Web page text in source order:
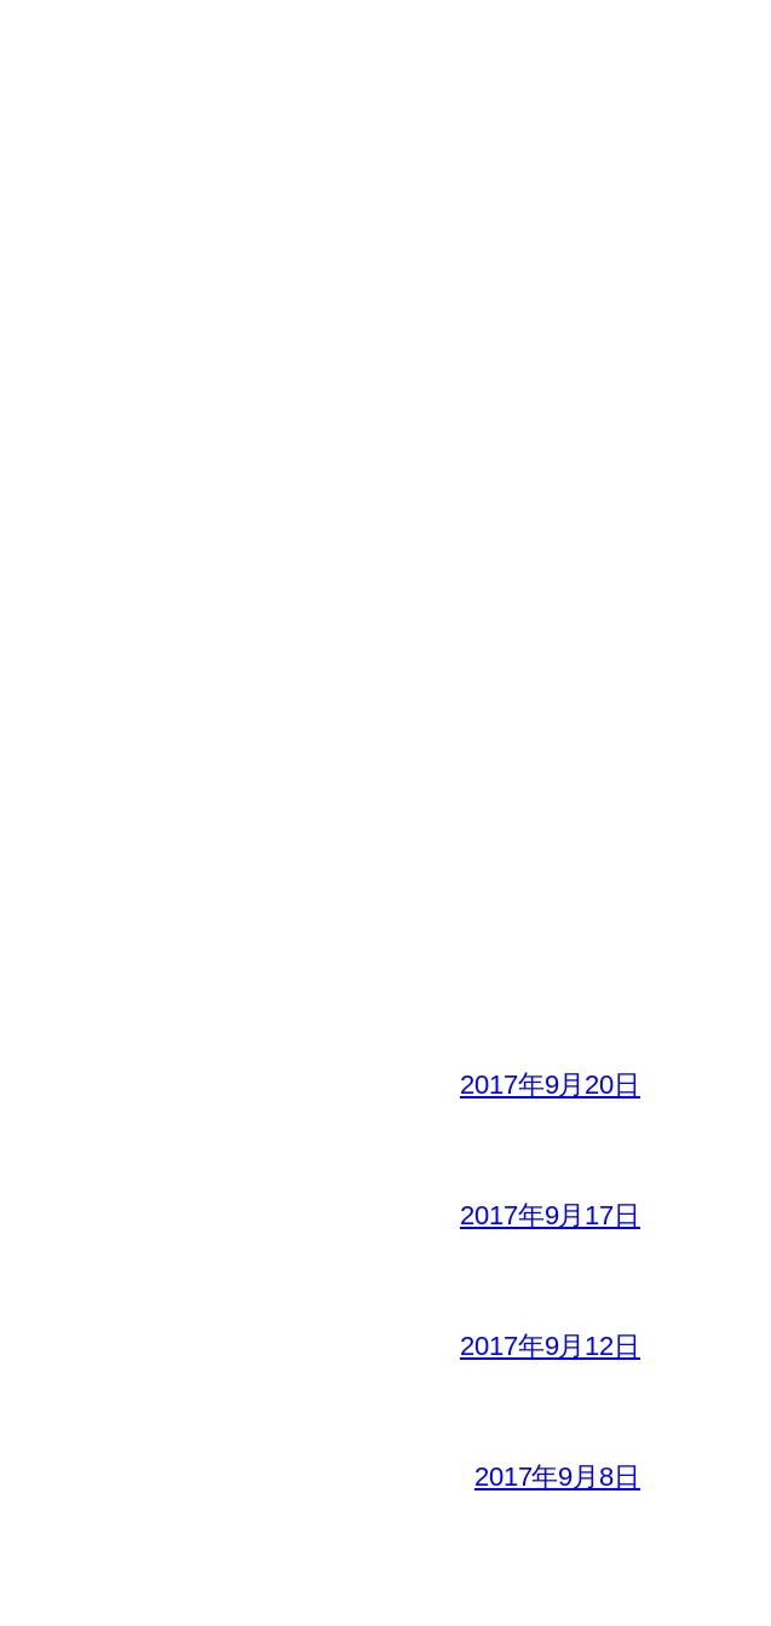
2017年9月20日
2017年9月17日
2017年9月12日
2017年9月8日